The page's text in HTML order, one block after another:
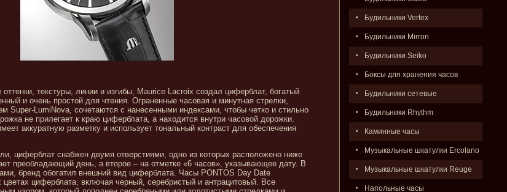
Будильники Vertex
Будильники Mirron
Будильники Seiko
Боксы для хранения часов
Будильники сетевые
Будильники Rhythm
Каминные часы
Музыкальные шкатулки Ercolano
Музыкальные шкатулки Reuge
Напольные часы
текстуры, линии и изгибы, Maurice Lacroix создал циферблат, богатый
и очень простой для чтения. Ограненные часовая и минутная стрелки,
Super-LumiNova, сочетаются с нанесенными индексами, чтобы четко и стильно
не прилегает к краю циферблата, а находится внутри часовой дорожки.
аккуратную разметку и использует тональный контраст для обеспечения
циферблат снабжен двумя отверстиями, одно из которых расположено ниже
преобладающий день, а второе – на отметке «6 часов», указывающее дату. В
бренд обогатил внешний вид циферблата. Часы PONTOS Day Date
циферблата, включая черный, серебристый и антрацитовый. Все